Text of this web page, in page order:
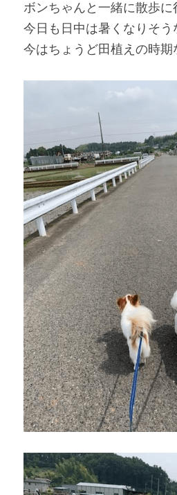
ボンちゃんと一緒に散歩に
今日も日中は暑くなりそう
今はちょうど田植えの時期